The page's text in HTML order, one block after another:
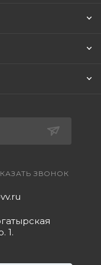
ЗВОНОК
1.